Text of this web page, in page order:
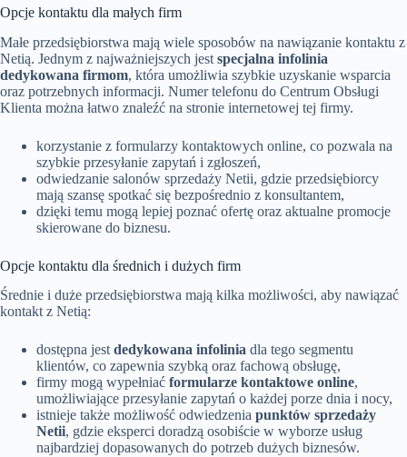
Opcje kontaktu dla małych firm
Małe przedsiębiorstwa mają wiele sposobów na nawiązanie kontaktu z
Netią. Jednym z najważniejszych jest specjalna infolinia
dedykowana firmom, która umożliwia szybkie uzyskanie wsparcia
oraz potrzebnych informacji. Numer telefonu do Centrum Obsługi
Klienta można łatwo znaleźć na stronie internetowej tej firmy.
korzystanie z formularzy kontaktowych online, co pozwala na
szybkie przesyłanie zapytań i zgłoszeń,
odwiedzanie salonów sprzedaży Netii, gdzie przedsiębiorcy
mają szansę spotkać się bezpośrednio z konsultantem,
dzięki temu mogą lepiej poznać ofertę oraz aktualne promocje
skierowane do biznesu.
Opcje kontaktu dla średnich i dużych firm
Średnie i duże przedsiębiorstwa mają kilka możliwości, aby nawiązać
kontakt z Netią:
dostępna jestdedykowana infolinia dla tego segmentu
klientów, co zapewnia szybką oraz fachową obsługę,
firmy mogą wypełniać formularze kontaktowe online,
umożliwiające przesyłanie zapytań o każdej porze dnia i nocy,
istnieje także możliwość odwiedzenia punktów sprzedaży
Netii, gdzie eksperci doradzą osobiście w wyborze usług
najbardziej dopasowanych do potrzeb dużych biznesów.